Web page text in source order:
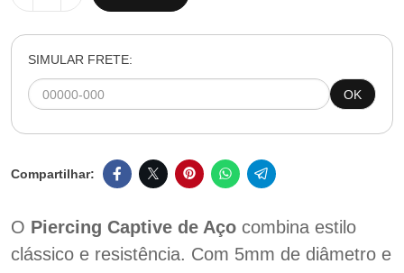
SIMULAR FRETE:
OK
O Piercing Captive de Aço combina estilo
clássico e resistência. Com 5mm de diâmetro e